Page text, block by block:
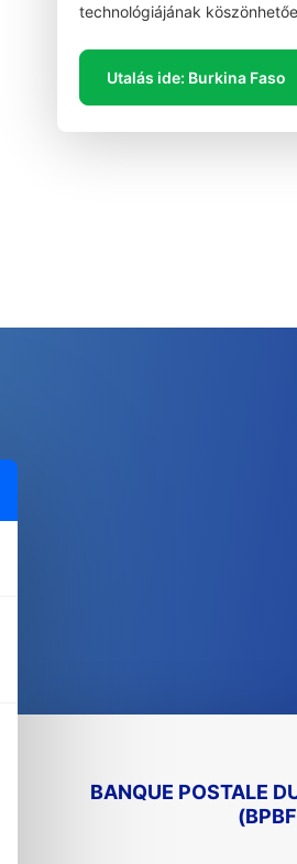
technológiájának
Utalás ide: Burkina Faso
BANQUE POSTALE